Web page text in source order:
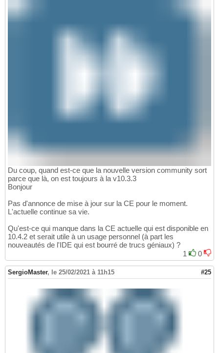
Du coup, quand est-ce que la nouvelle version community sort
parce que là, on est toujours à la v10.3.3
Bonjour
Pas d'annonce de mise à jour sur la CE pour le moment.
L'actuelle continue sa vie.
Qu'est-ce qui manque dans la CE actuelle qui est disponible en
10.4.2 et serait utile à un usage personnel (à part les
nouveautés de l'IDE qui est bourré de trucs géniaux) ?
1
0
SergioMaster, le 25/02/2021 à 11h15 #25